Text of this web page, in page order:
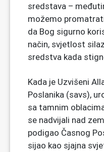
sredstava –
možemo
da Bog sigurno
način, svjetlost
sredstva kada
Kada je Uzvišeni
Poslanika (savs),
sa tamnim
se nadvijali nad
podigao Časnog
sijao kao sjajna